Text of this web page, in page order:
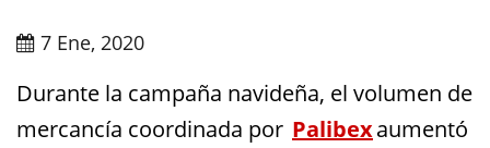
7 Ene, 2020
Durante la campaña navideña, el volumen de
mercancía coordinada por Palibexaumentó